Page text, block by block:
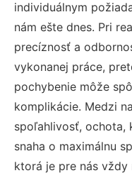
individuálnym
nám ešte dnes. Pri
precíznosť a
vykonanej práce,
pochybenie môže
komplikácie. Medzi
spoľahlivosť, ochota,
snaha o maximálnu
ktorá je pre nás vždy